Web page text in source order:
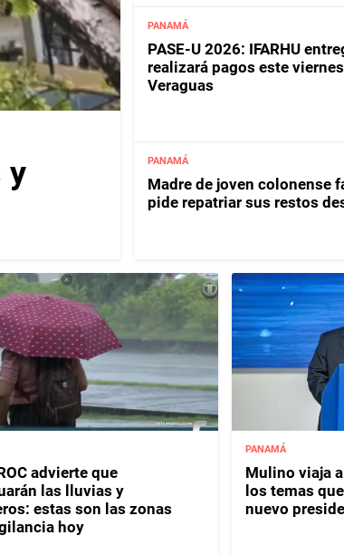
y
PANAMÁ
PASE-U 2026: IFARHU
realizará pagos este
Veraguas
PANAMÁ
Madre de joven colonense
pide repatriar sus restos
advierte que
las lluvias y
estas son las zonas
hoy
PANAMÁ
Mulino viaja
los temas
nuevo